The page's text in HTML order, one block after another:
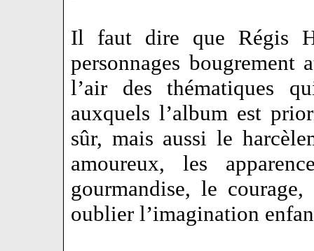
Il faut dire que Régis
personnages bougrement
l’air des thématiques
auxquels l’album est
sûr, mais aussi le
amoureux, les
gourmandise, le
oublier l’imagination